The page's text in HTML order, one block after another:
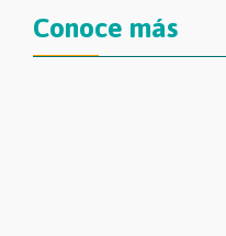
Conoce más